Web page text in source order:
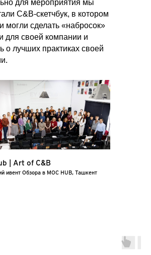
для мероприятия мы
C&B-скетчбук, в котором
могли сделать «набросок»
для своей компании и
о лучших практиках своей
| Art of C&B
ивент Обзора в MOC HUB, Ташкент